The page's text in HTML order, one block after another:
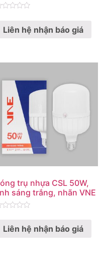
Liên hệ nhận báo giá
trụ nhựa CSL 50W,
sáng trắng, nhãn VNE
Liên hệ nhận báo giá